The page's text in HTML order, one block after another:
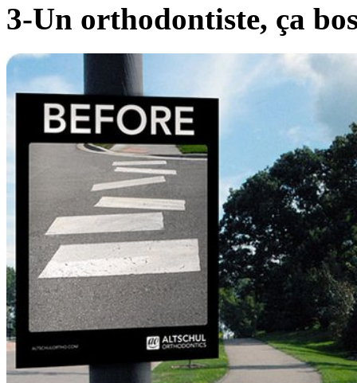
3-Un orthodontiste, ça